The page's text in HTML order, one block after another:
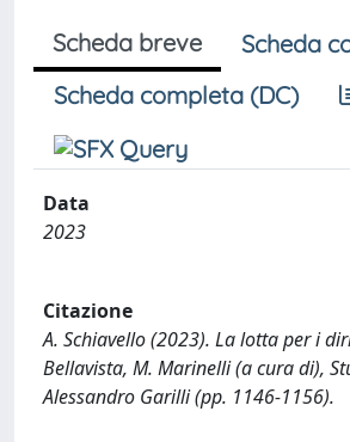
Scheda breve
Scheda
Scheda completa (DC)
Data
2023
Citazione
A. Schiavello (2023). La lotta per i
Bellavista, M. Marinelli (a cura di),
Alessandro Garilli (pp. 1146-1156).